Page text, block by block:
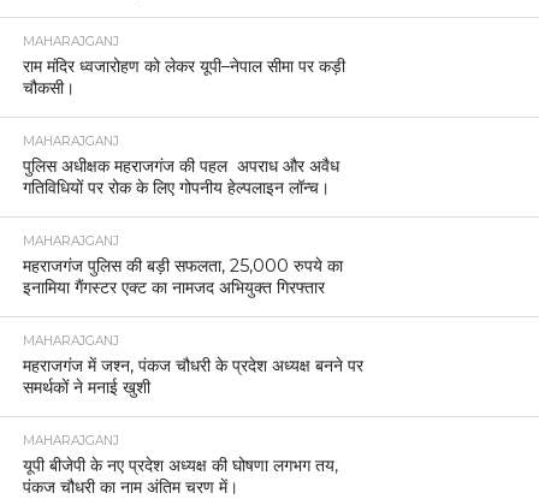
MAHARAJGANJ
राम मंदिर ध्वजारोहण को लेकर यूपी–नेपाल सीमा पर कड़ी
चौकसी।
MAHARAJGANJ
पुलिस अधीक्षक महराजगंज की पहल अपराध और अवैध
गतिविधियों पर रोक के लिए गोपनीय हेल्पलाइन लॉन्च।
MAHARAJGANJ
महराजगंज पुलिस की बड़ी सफलता, 25,000 रुपये का
इनामिया गैंगस्टर एक्ट का नामजद अभियुक्त गिरफ्तार
MAHARAJGANJ
महराजगंज में जश्न, पंकज चौधरी के प्रदेश अध्यक्ष बनने पर
समर्थकों ने मनाई खुशी
MAHARAJGANJ
यूपी बीजेपी के नए प्रदेश अध्यक्ष की घोषणा लगभग तय,
पंकज चौधरी का नाम अंतिम चरण में।